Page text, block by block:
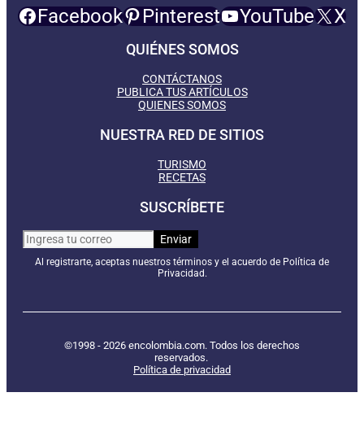
Facebook Pinterest YouTube X
QUIÉNES SOMOS
CONTÁCTANOS
PUBLICA TUS ARTÍCULOS
QUIENES SOMOS
NUESTRA RED DE SITIOS
TURISMO
RECETAS
SUSCRÍBETE
Al registrarte, aceptas nuestros términos y el acuerdo de Política de
Privacidad.
©1998 - 2026 encolombia.com. Todos los derechos
reservados.
Política de privacidad